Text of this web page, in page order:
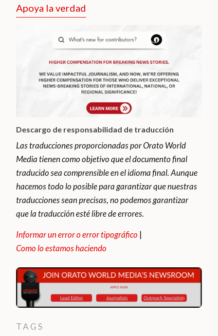
Apoya la verdad
Descargo de responsabilidad de traducción
Las traducciones proporcionadas por Orato World
Media tienen como objetivo que el documento final
traducido sea comprensible en el idioma final. Aunque
hacemos todo lo posible para garantizar que nuestras
traducciones sean precisas, no podemos garantizar
que la traducción esté libre de errores.
Informar un error o error tipográfico |
Como lo estamos haciendo
TAGS